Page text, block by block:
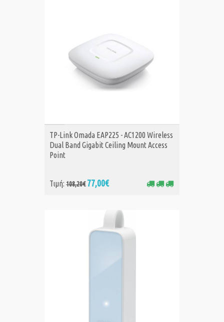
ΑΓΟΡΑ
TP-Link Omada EAP225 - AC1200 Wireless
Dual Band Gigabit Ceiling Mount Access
Point
Τιμή: 108,20€ 77,00€